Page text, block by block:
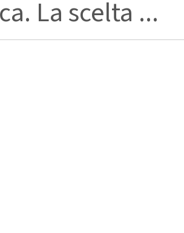
La scelta ...